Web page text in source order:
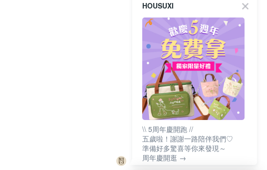
HOUSUXI
\\ 5周年慶開跑 //
五歲啦！謝謝一路陪伴我們♡
準備好多驚喜等你來發現～
周年慶開逛 →